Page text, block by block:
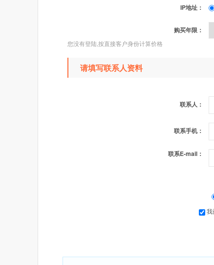
IP地址：
购买年限：
您没有登陆,按直接客户身份计算价格
请填写联系人资料
联系人：
联系手机：
联系E-mail：
我